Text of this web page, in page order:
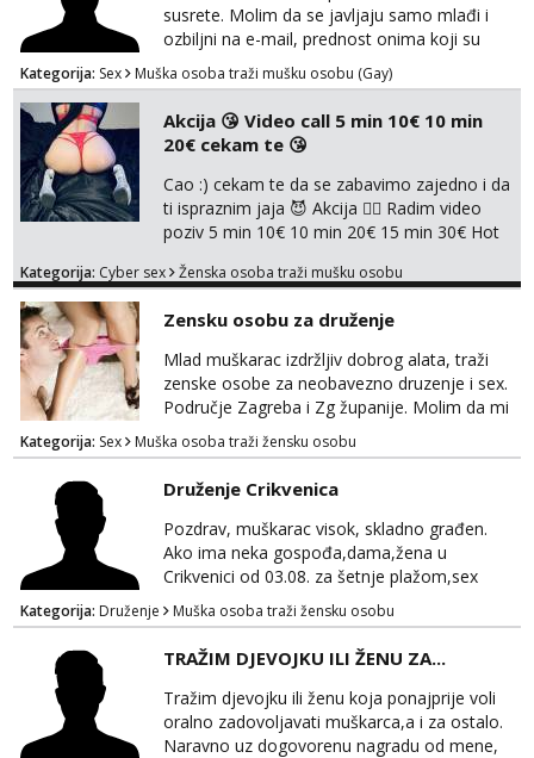
pronađemo. Seksualnost za mene nije nešto
što se “odrađuje”,...
susrete. Molim da se javljaju samo mlađi i
ozbiljni na e-mail, prednost onima koji su
vitke građe, iskustvo mi je nebitno. Higijena i
diskrecija su mi na prvom mjestu,
maksimalno držim do izgleda, sportski sam
tip.
Kategorija: Sex Muška osoba traži mušku osobu (Gay)
Akcija 😘 Video call 5 min 10€ 10 min
20€ cekam te 😘
Cao :) cekam te da se zabavimo zajedno i da
ti ispraznim jaja 😈 Akcija 👇🏽 Radim video
poziv 5 min 10€ 10 min 20€ 15 min 30€ Hot
online Cekam te javi mi se porukom 😈👇🏽👇🏽
+385919904531
Kategorija: Cyber sex Ženska osoba traži mušku osobu
Zensku osobu za druženje
Mlad muškarac izdržljiv dobrog alata, traži
zenske osobe za neobavezno druzenje i sex.
Područje Zagreba i Zg županije. Molim da mi
se javljaju samo ženske osobe, muškarci i
parovi me ne zanimaju. Poruka, poziv ili
WhatsApp 0917339834
Kategorija: Sex Muška osoba traži žensku osobu
Druženje Crikvenica
Pozdrav, muškarac visok, skladno građen.
Ako ima neka gospođa,dama,žena u
Crikvenici od 03.08. za šetnje plažom,sex
,ljetnu romansu...
Kategorija: Druženje Muška osoba traži žensku osobu
TRAŽIM DJEVOJKU ILI ŽENU ZA...
Tražim djevojku ili ženu koja ponajprije voli
oralno zadovoljavati muškarca,a i za ostalo.
Naravno uz dogovorenu nagradu od mene,